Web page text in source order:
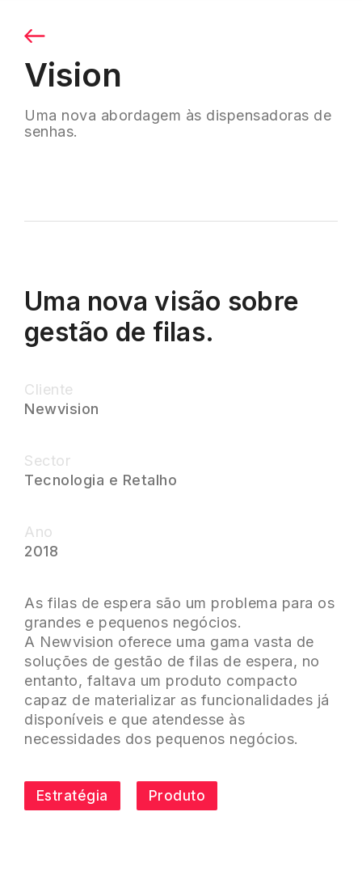
Vision
Uma nova abordagem às dispensadoras de
senhas.
Uma nova visão sobre
gestão de filas.
Cliente
Newvision
Sector
Tecnologia e Retalho
Ano
2018
As filas de espera são um problema para os
grandes e pequenos negócios.
A Newvision oferece uma gama vasta de
soluções de gestão de filas de espera, no
entanto, faltava um produto compacto
capaz de materializar as funcionalidades já
disponíveis e que atendesse às
necessidades dos pequenos negócios.
Estratégia Produto